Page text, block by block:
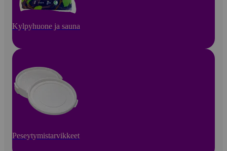
Kylpyhuone ja sauna
Peseytymistarvikkeet